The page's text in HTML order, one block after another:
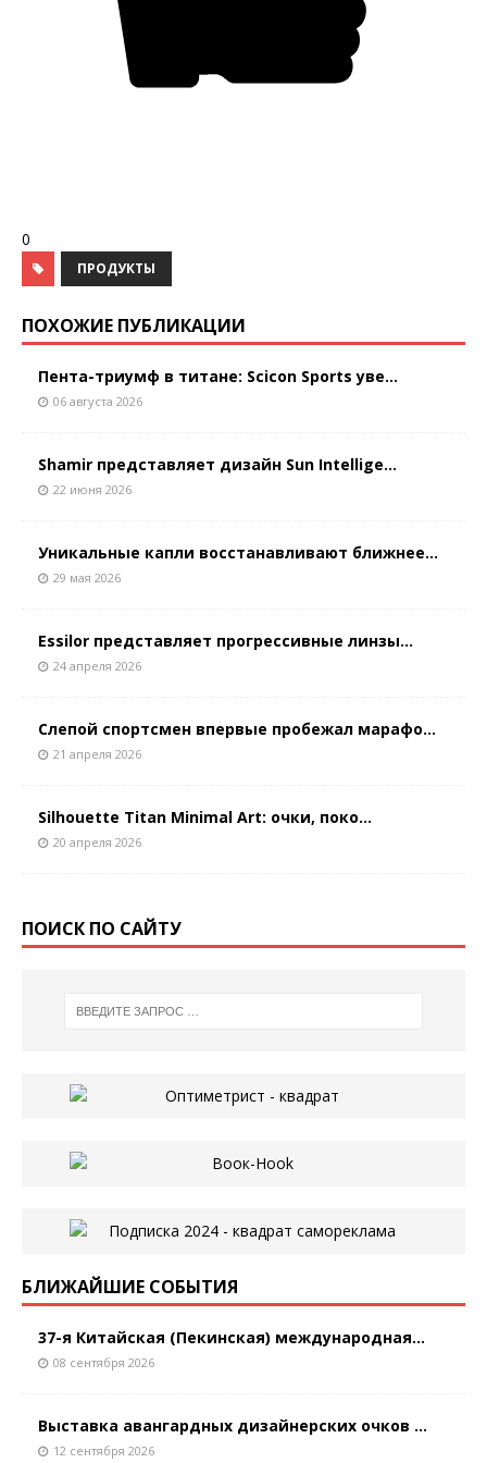
0
ПРОДУКТЫ
ПОХОЖИЕ ПУБЛИКАЦИИ
Пента-триумф в титане: Scicon Sports уве...
06 августа 2026
Shamir представляет дизайн Sun Intellige...
22 июня 2026
Уникальные капли восстанавливают ближнее...
29 мая 2026
Essilor представляет прогрессивные линзы...
24 апреля 2026
Слепой спортсмен впервые пробежал марафо...
21 апреля 2026
Silhouette Titan Minimal Art: очки, поко...
20 апреля 2026
ПОИСК ПО САЙТУ
БЛИЖАЙШИЕ СОБЫТИЯ
37-я Китайская (Пекинская) международная...
08 сентября 2026
Выставка авангардных дизайнерских очков ...
12 сентября 2026